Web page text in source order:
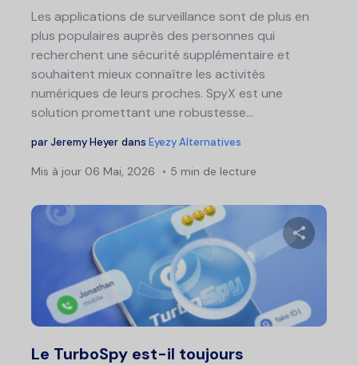
Les applications de surveillance sont de plus en
plus populaires auprès des personnes qui
recherchent une sécurité supplémentaire et
souhaitent mieux connaître les activités
numériques de leurs proches. SpyX est une
solution promettant une robustesse...
parJeremy Heyer dans Eyezy Alternatives
Mis à jour 06 Mai, 2026 5 min de lecture
Le TurboSpy est-il toujours